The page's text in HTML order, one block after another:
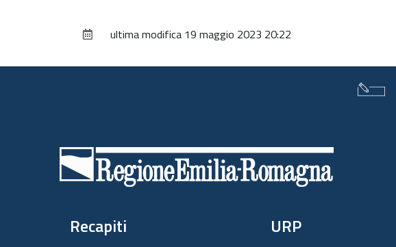
ultima modifica 19 maggio 2023 20:22
Recapiti URP